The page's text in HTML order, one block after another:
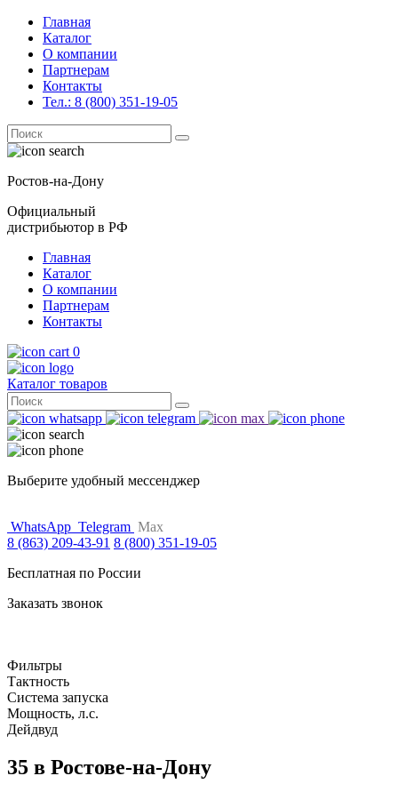
Главная
Каталог
О компании
Партнерам
Контакты
Тел.: 8 (800) 351-19-05
Поиск
for:
Ростов-на-Дону
Официальный
дистрибьютор в РФ
Главная
Каталог
О компании
Партнерам
Контакты
0
Каталог товаров
Поиск
for:
Выберите удобный мессенджер
WhatsApp Telegram Max
8 (863) 209-43-91 8 (800) 351-19-05
Бесплатная по России
Заказать звонок
Фильтры
Тактность
Система запуска
Мощность, л.с.
Дейдвуд
35 в Ростове-на-Дону